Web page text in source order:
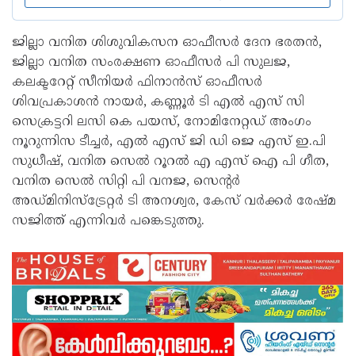
ജില്ലാ വനിത ശിശുവികസന ഓഫീസർ ദേന ഭരതൻ,
ജില്ലാ വനിത സംരക്ഷണ ഓഫീസർ പി സുലജ,
കലക്ടറേറ്റ് സീനിയർ ഫിനാൻസ് ഓഫീസർ
ശിവപ്രകാശൻ നായർ, കണ്ണൂർ ടി എൽ എസ് സി
സെക്രട്ടറി ലസി കെ പയസ്, നോമിനേറ്റഡ് അംഗം
നൂറുന്നിസ ടീച്ചർ, എൽ എസ് ജി ഡി ജെ എസ് ഇ.പി
സുധീഷ്, വനിത സെൽ റൂറൽ എ എസ് ഐ പി ഗീത,
വനിത സെൽ സിറ്റി പി വനജ, സെന്റർ
അഡ്മിനിസ്ട്രേറ്റർ ടി അനശ്വര, കേസ് വർക്കർ രേഷ്മ
സജിത്ത് എന്നിവർ പങ്കെടുത്തു.